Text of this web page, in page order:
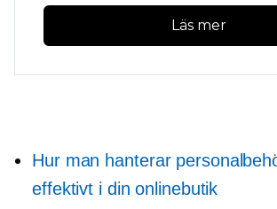
Läs mer
Hur man hanterar
effektivt i din onlinebutik